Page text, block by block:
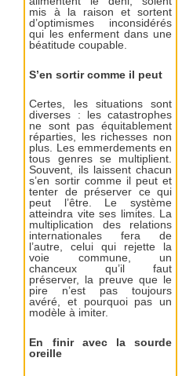
mis à la raison et sortent
d’optimismes inconsidérés
qui les enferment dans une
béatitude coupable.
S’en sortir comme il peut
Certes, les situations sont
diverses : les catastrophes
ne sont pas équitablement
réparties, les richesses non
plus. Les emmerdements en
tous genres se multiplient.
Souvent, ils laissent chacun
s’en sortir comme il peut et
tenter de préserver ce qui
peut l’être. Le système
atteindra vite ses limites. La
multiplication des relations
internationales fera de
l’autre, celui qui rejette la
voie commune, un
chanceux qu’il faut
préserver, la preuve que le
pire n’est pas toujours
avéré, et pourquoi pas un
modèle à imiter.
En finir avec la sourde
oreille